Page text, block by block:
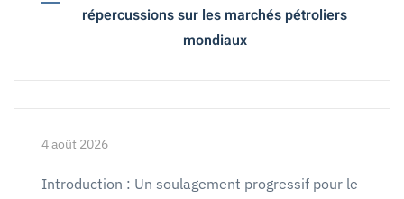
répercussions sur les marchés pétroliers
mondiaux
4 août 2026
Introduction : Un soulagement progressif pour le